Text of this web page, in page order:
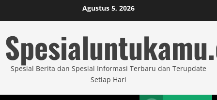
to
Agustus 5, 2026
Spesial Berita dan Spesial Informasi Terbaru dan Terupdate
Setiap Hari